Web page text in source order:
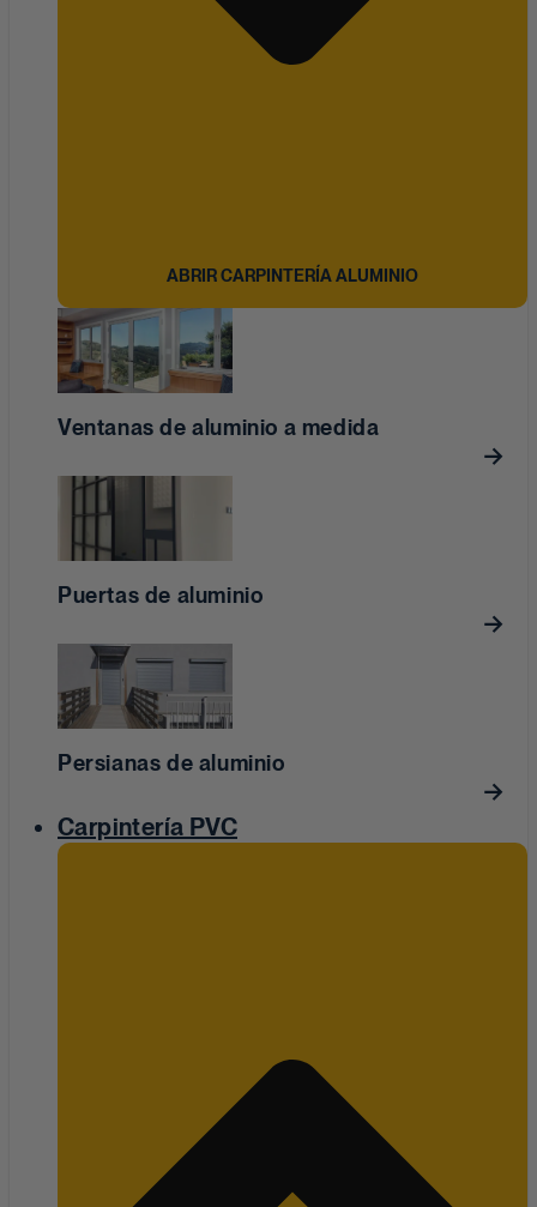
ABRIR CARPINTERÍA ALUMINIO
Ventanas de aluminio a medida
Puertas de aluminio
Persianas de aluminio
Carpintería PVC